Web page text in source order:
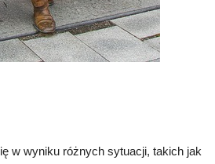
w wyniku różnych sytuacji, takich jak